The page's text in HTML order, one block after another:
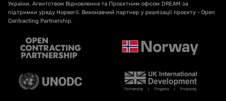
України, Агентством Відновлення та Проєктним офісом DREAM за
підтримки уряду Норвегії. Виконавчий партнер у реалізації проєкту - Open
Contracting Partnership.